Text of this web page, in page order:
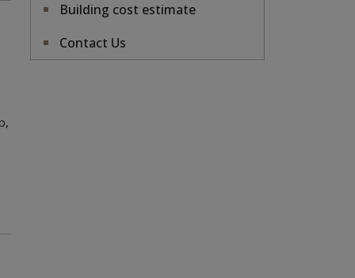
Building cost estimate
Contact Us